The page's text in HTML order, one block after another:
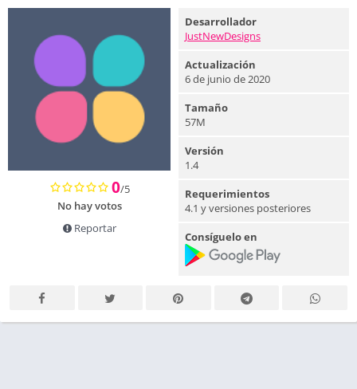
0/5
No hay votos
Reportar
Desarrollador
JustNewDesigns
Actualización
6 de junio de 2020
Tamaño
57M
Versión
1.4
Requerimientos
4.1 y versiones posteriores
Consíguelo en